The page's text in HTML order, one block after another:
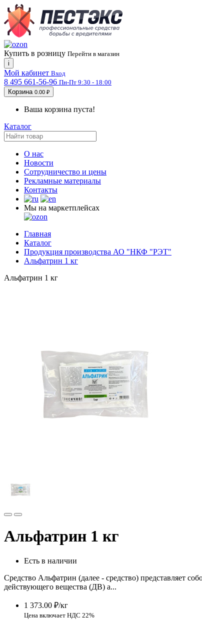
Купить в розницу Перейти в магазин
i
Мой кабинет Вход
8 495 661-56-96 Пн-Пт 9:30 - 18:00
Корзина 0.00 ₽
Ваша корзина пуста!
Каталог
О нас
Новости
Сотрудничество и цены
Рекламные материалы
Контакты
Мы на маркетплейсах
Главная
Каталог
Продукция производства АО "НКФ "РЭТ"
Альфатрин 1 кг
Альфатрин 1 кг
Альфатрин 1 кг
Есть в наличии
Средство Альфатрин (далее - средство) представляет
действующего вещества (ДВ) а...
1 373.00 ₽/кг
Цена включает НДС 22%